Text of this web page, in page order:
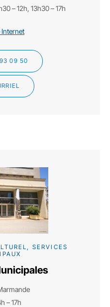
– 12h, 13h30 – 17h
Internet
09 50
SERVICES
– 17h